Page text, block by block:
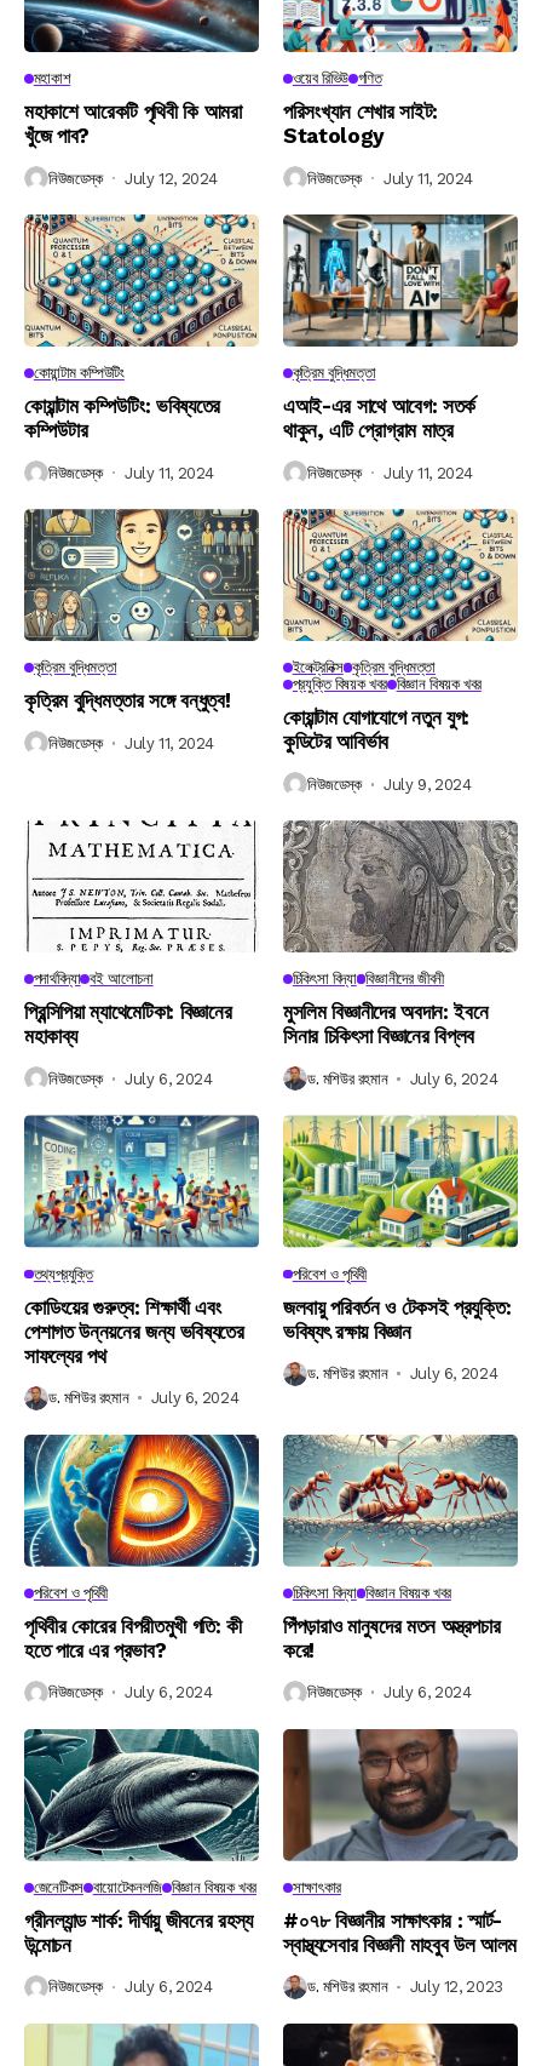
মহাকাশ
মহাকাশে আরেকটি পৃথিবী কি আমরা
খুঁজে পাব?
নিউজডেস্ক July 12, 2024
ওয়েব রিভিউ গণিত
পরিসংখ্যান শেখার সাইট:
Statology
নিউজডেস্ক July 11, 2024
কোয়ান্টাম কম্পিউটিং
কোয়ান্টাম কম্পিউটিং: ভবিষ্যতের
কম্পিউটার
নিউজডেস্ক July 11, 2024
কৃত্রিম বুদ্ধিমত্তা
এআই-এর সাথে আবেগ: সতর্ক
থাকুন, এটি প্রোগ্রাম মাত্র
নিউজডেস্ক July 11, 2024
কৃত্রিম বুদ্ধিমত্তা
কৃত্রিম বুদ্ধিমত্তার সঙ্গে বন্ধুত্ব!
নিউজডেস্ক July 11, 2024
ইলেক্ট্রনিক্স কৃত্রিম বুদ্ধিমত্তা
প্রযুক্তি বিষয়ক খবর বিজ্ঞান বিষয়ক খবর
কোয়ান্টাম যোগাযোগে নতুন যুগ:
কুডিটের আবির্ভাব
নিউজডেস্ক July 9, 2024
পদার্থবিদ্যা বই আলোচনা
প্রিন্সিপিয়া ম্যাথেমেটিকা: বিজ্ঞানের
মহাকাব্য
নিউজডেস্ক July 6, 2024
চিকিৎসা বিদ্যা বিজ্ঞানীদের জীবনী
মুসলিম বিজ্ঞানীদের অবদান: ইবনে
সিনার চিকিৎসা বিজ্ঞানের বিপ্লব
ড. মশিউর রহমান July 6, 2024
তথ্যপ্রযুক্তি
কোডিংয়ের গুরুত্ব: শিক্ষার্থী এবং
পেশাগত উন্নয়নের জন্য ভবিষ্যতের
সাফল্যের পথ
ড. মশিউর রহমান July 6, 2024
পরিবেশ ও পৃথিবী
জলবায়ু পরিবর্তন ও টেকসই প্রযুক্তি:
ভবিষ্যৎ রক্ষায় বিজ্ঞান
ড. মশিউর রহমান July 6, 2024
পরিবেশ ও পৃথিবী
পৃথিবীর কোরের বিপরীতমুখী গতি: কী
হতে পারে এর প্রভাব?
নিউজডেস্ক July 6, 2024
চিকিৎসা বিদ্যা বিজ্ঞান বিষয়ক খবর
পিঁপড়ারাও মানুষদের মতন অস্ত্রপচার
করে!
নিউজডেস্ক July 6, 2024
জেনেটিকস বায়োটেকনলজি বিজ্ঞান বিষয়ক খবর
গ্রীনল্যান্ড শার্ক: দীর্ঘায়ু জীবনের রহস্য
উন্মোচন
নিউজডেস্ক July 6, 2024
সাক্ষাৎকার
#০৭৮ বিজ্ঞানীর সাক্ষাৎকার : স্মার্ট-
স্বাস্থ্যসেবার বিজ্ঞানী মাহবুব উল আলম
ড. মশিউর রহমান July 12, 2023